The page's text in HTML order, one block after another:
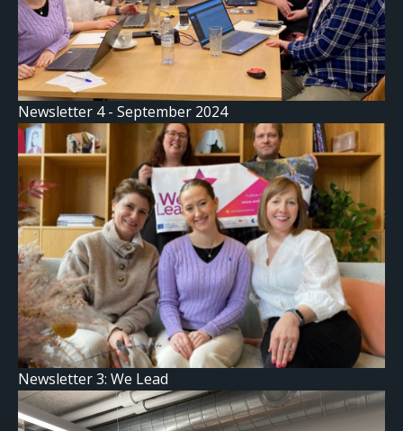
Newsletter 4 - September 2024
Newsletter 3: We Lead